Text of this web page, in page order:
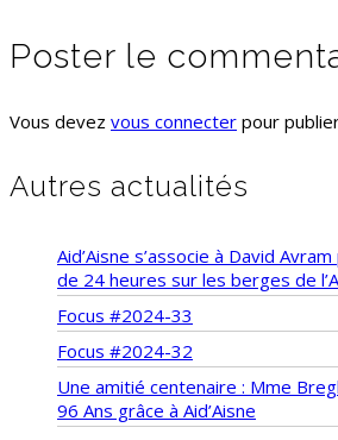
Poster le
Vous devez vous connecter pour
Autres actualités
Aid’Aisne s’associe à David
de 24 heures sur les berges de
Focus #2024-33
Focus #2024-32
Une amitié centenaire : Mme
96 Ans grâce à Aid’Aisne